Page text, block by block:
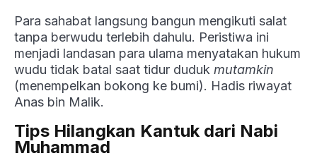
Para sahabat langsung bangun mengikuti salat
tanpa berwudu terlebih dahulu. Peristiwa ini
menjadi landasan para ulama menyatakan hukum
wudu tidak batal saat tidur duduk mutamkin
(menempelkan bokong ke bumi). Hadis riwayat
Anas bin Malik.
Tips Hilangkan Kantuk dari Nabi
Muhammad